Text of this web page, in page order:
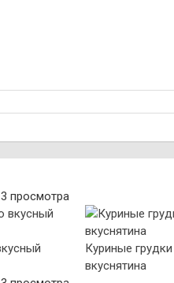
просмотра
Куриные
вкуснятина